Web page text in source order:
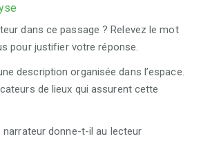
dans ce passage ? Relevez le mot
pour justifier votre réponse.
description organisée dans l’espace.
de lieux qui assurent cette
narrateur donne-t-il au lecteur